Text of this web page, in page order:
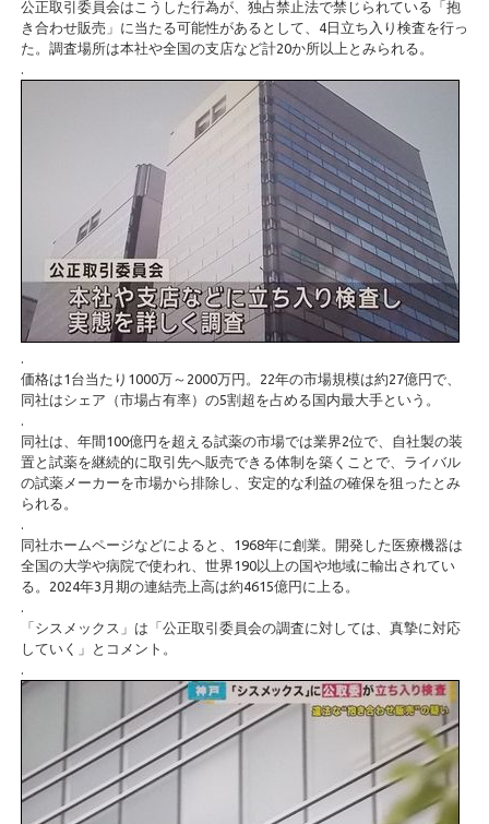
公正取引委員会はこうした行為が、独占禁止法で禁じられている「抱
き合わせ販売」に当たる可能性があるとして、4日立ち入り検査を行っ
た。調査場所は本社や全国の支店など計20か所以上とみられる。
価格は1台当たり1000万～2000万円。22年の市場規模は約27億円で、
同社はシェア（市場占有率）の5割超を占める国内最大手という。
同社は、年間100億円を超える試薬の市場では業界2位で、自社製の装
置と試薬を継続的に取引先へ販売できる体制を築くことで、ライバル
の試薬メーカーを市場から排除し、安定的な利益の確保を狙ったとみ
られる。
同社ホームページなどによると、1968年に創業。開発した医療機器は
全国の大学や病院で使われ、世界190以上の国や地域に輸出されてい
る。2024年3月期の連結売上高は約4615億円に上る。
「シスメックス」は「公正取引委員会の調査に対しては、真摯に対応
していく」とコメント。